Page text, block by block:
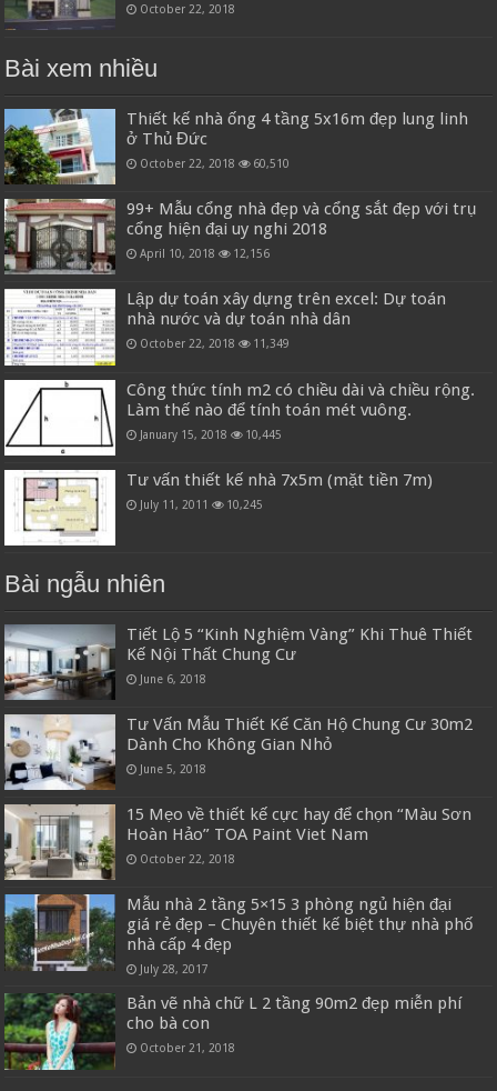
October 22, 2018
Bài xem nhiều
Thiết kế nhà ống 4 tầng 5x16m đẹp lung linh
ở Thủ Đức
October 22, 2018 60,510
99+ Mẫu cổng nhà đẹp và cổng sắt đẹp với trụ
cổng hiện đại uy nghi 2018
April 10, 2018 12,156
Lập dự toán xây dựng trên excel: Dự toán
nhà nước và dự toán nhà dân
October 22, 2018 11,349
Công thức tính m2 có chiều dài và chiều rộng.
Làm thế nào để tính toán mét vuông.
January 15, 2018 10,445
Tư vấn thiết kế nhà 7x5m (mặt tiền 7m)
July 11, 2011 10,245
Bài ngẫu nhiên
Tiết Lộ 5 “Kinh Nghiệm Vàng” Khi Thuê Thiết
Kế Nội Thất Chung Cư
June 6, 2018
Tư Vấn Mẫu Thiết Kế Căn Hộ Chung Cư 30m2
Dành Cho Không Gian Nhỏ
June 5, 2018
15 Mẹo về thiết kế cực hay để chọn “Màu Sơn
Hoàn Hảo” TOA Paint Viet Nam
October 22, 2018
Mẫu nhà 2 tầng 5×15 3 phòng ngủ hiện đại
giá rẻ đẹp – Chuyên thiết kế biệt thự nhà phố
nhà cấp 4 đẹp
July 28, 2017
Bản vẽ nhà chữ L 2 tầng 90m2 đẹp miễn phí
cho bà con
October 21, 2018